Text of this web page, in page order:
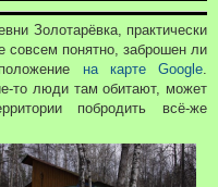
Золотарёвка, практически
совсем понятно, заброшен ли
на карте Google.
то люди там обитают, может
побродить всё-же